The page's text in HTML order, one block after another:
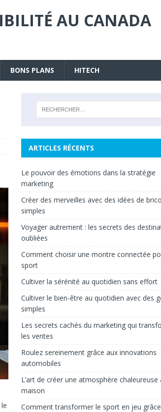
AU CANADA
BONS PLANS HITECH
ARTICLES RÉCENTS
Le pouvoir des émotions dans la stratégie
marketing
Créer des merveilles avec des idées de
simples
Voyager autrement : les secrets des
oubliées
Comment choisir une montre connectée
sport
Cultiver la sérénité au quotidien sans effort
Cultiver le bien-être au quotidien avec des
simples
Les secrets cachés du marketing qui
les ventes
Roulez sereinement grâce aux innovations
automobiles
L’art de créer une atmosphère chaleureuse
maison
Comment transformer le sport en jeu